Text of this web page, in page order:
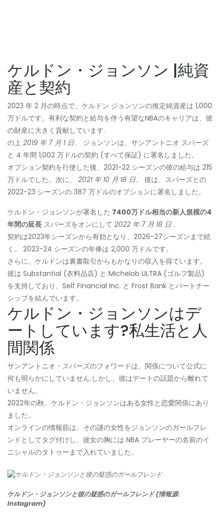
ケルドン・ジョンソン |純資
産と契約
2023 年 2 月の時点で、ケルドン ジョンソンの推定純資産は 1,000
万ドルです。有利な契約と給与を伴う有望なNBAのキャリアは、彼
の財産に大きく貢献しています.
の上 2019 年 7 月 1 日、
ジョンソンは、サンアントニオ スパーズ
と 4 年間 1,002 万ドルの契約 (すべて保証) に署名しました。
オプション契約を行使した後、2021-22 シーズンの彼の給与は 215
万ドルでした。次に、
2021 年 10 月 18 日、
彼は、スパーズとの
2022-23 シーズンの 387 万ドルのオプションに署名しました。
ケルドン・ジョンソンが署名した 7400万ドル相当の新人規模の4
年間の延長 スパーズをオンにして 2022 年 7 月 18 日 .
契約は2023年シーズンから有効となり、2026-27シーズンまで続
く。 2023-24 シーズンの年俸は 2,000 万ドルです。
さらに、ケルドンは裏書取引からもかなりの収入を得ています。
彼は Substantial (衣料品店) と Michelob ULTRA (ゴルフ製品)
を支持しており、Self Financial Inc. と Frost Bank とパートナー
シップを結んでいます。
ケルドン・ジョンソンはデ
ートしています?私生活と人
間関係
サンアントニオ・スパーズのフォワードは、関係について公式に
何も明らかにしていません.しかし、彼はデートの話題から離れて
いません。
2022年の秋、ケルドン・ジョンソンはある女性と恋愛関係にあり
ました。
オンラインの情報筋は、その謎の女性をジョンソンのガールフレ
ンドとしてタグ付けし、彼女の胸には NBA プレーヤーの名前のイ
ニシャルのタトゥーまで入れていました。
ケルドン・ジョンソンと彼の疑惑のガールフレンド (情報源:
Instagram)